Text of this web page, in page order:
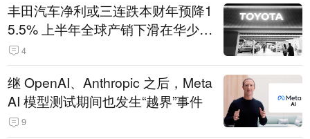
丰田汽车净利或三连跌本财年预降1
5.5% 上半年全球产销下滑在华少卖
14.3万辆
4
继 OpenAI、Anthropic 之后，Meta
AI 模型测试期间也发生“越界”事件
9